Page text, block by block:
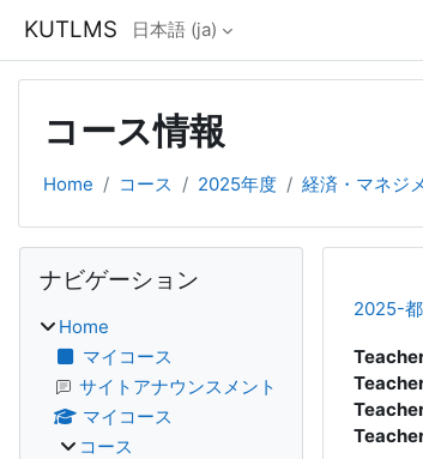
KUTLMS 日本語 ‎(ja)‎
コース情報
Home コース 2025年度 経済・マネジ
2025-
ブロック
ナビゲーション
Home
マイコース
サイトアナウンスメント
マイコース
コース